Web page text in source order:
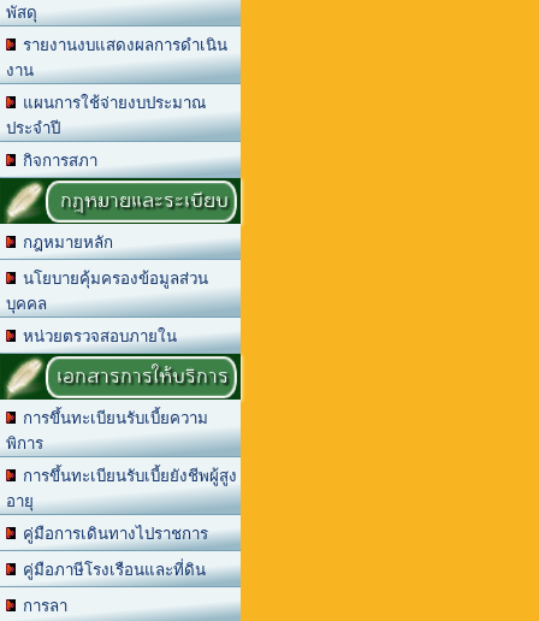
พัสดุ
รายงานงบแสดงผลการดำเนิน
งาน
แผนการใช้จ่ายงบประมาณ
ประจำปี
กิจการสภา
กฎหมายและระเบียบ
กฎหมายหลัก
นโยบายคุ้มครองข้อมูลส่วน
บุคคล
หน่วยตรวจสอบภายใน
เอกสารการให้บริการ
การขึ้นทะเบียนรับเบี้ยความ
พิการ
การขึ้นทะเบียนรับเบี้ยยังชีพผู้สูง
อายุ
คู่มือการเดินทางไปราชการ
คู่มือภาษีโรงเรือนและที่ดิน
การลา